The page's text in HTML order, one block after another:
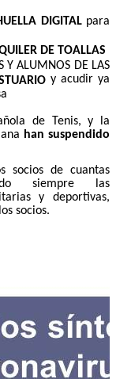
DIGITALpara
DE TOALLAS
Y ALUMNOS DE LAS
y acudir ya
de Tenis, y la
han suspendido
socios de cuantas
siempre las
y deportivas,
socios.